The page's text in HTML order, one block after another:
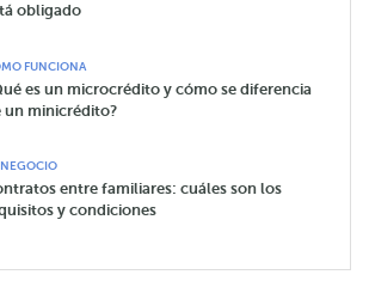
obligado
FUNCIONA
es un microcrédito y cómo se diferencia
un minicrédito?
entre familiares: cuáles son los
y condiciones